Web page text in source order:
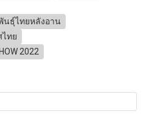
ธุ์ไทยหลังอาน
ทย
2022